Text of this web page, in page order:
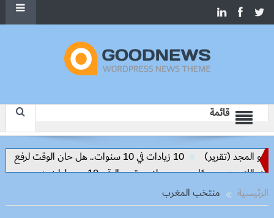
قائمة
10 زيادات في 10 سنوات.. هل حان الوقت لرفع دعم البنزين نهائيا؟
يرتدي الرقم 10 مع طرابزون سبور ويبعث أول رسالة للجماهير
الرئيسية
منتخب المغرب